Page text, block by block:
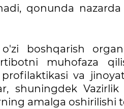
qonunda
boshqarish
muhofaza
va
shuningdek
amalga oshirilishi